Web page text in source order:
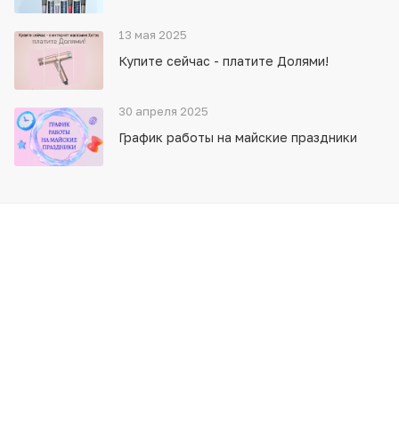
13 мая 2025
Купите сейчас - платите Долями!
30 апреля 2025
График работы на майские праздники